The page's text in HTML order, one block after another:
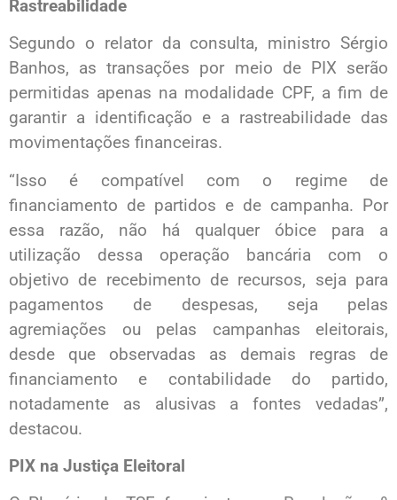
Rastreabilidade
Segundo o relator da consulta, ministro Sérgio
Banhos, as transações por meio de PIX serão
permitidas apenas na modalidade CPF, a fim de
garantir a identificação e a rastreabilidade das
movimentações financeiras.
“Isso é compatível com o regime de
financiamento de partidos e de campanha. Por
essa razão, não há qualquer óbice para a
utilização dessa operação bancária com o
objetivo de recebimento de recursos, seja para
pagamentos de despesas, seja pelas
agremiações ou pelas campanhas eleitorais,
desde que observadas as demais regras de
financiamento e contabilidade do partido,
notadamente as alusivas a fontes vedadas”,
destacou.
PIX na Justiça Eleitoral